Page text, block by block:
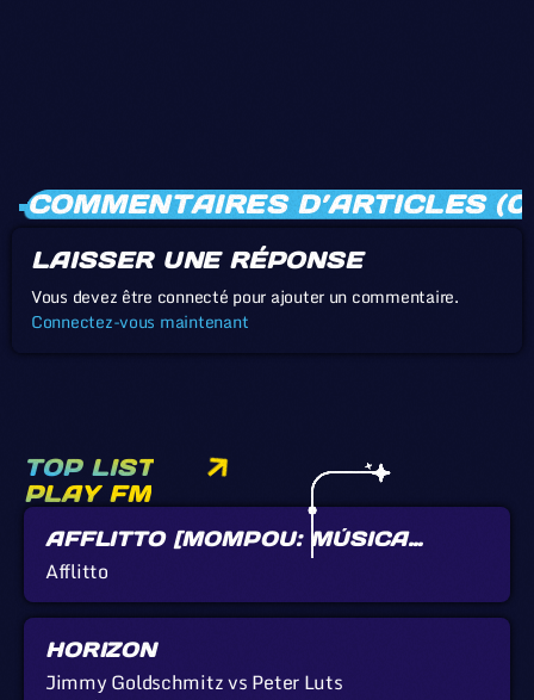
COMMENTAIRES D’ARTICLES
LAISSER UNE RÉPONSE
Vous devez être connecté pour ajouter un commentaire.
Connectez-vous maintenant
TOP LIST
PLAY FM
AFFLITTO [MOMPOU: MÚSICA
CALLADA]
Afflitto
HORIZON
Jimmy Goldschmitz vs Peter Luts